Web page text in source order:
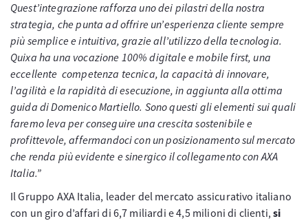
Quest’integrazione rafforza uno dei pilastri della nostra
strategia, che punta ad offrire un’esperienza cliente sempre
più semplice e intuitiva, grazie all’utilizzo della tecnologia.
Quixa ha una vocazione 100% digitale e mobile first, una
eccellente competenza tecnica, la capacità di innovare,
l’agilità e la rapidità di esecuzione, in aggiunta alla ottima
guida di Domenico Martiello. Sono questi gli elementi sui quali
faremo leva per conseguire una crescita sostenibile e
profittevole, affermandoci con un posizionamento sul mercato
che renda più evidente e sinergico il collegamento con AXA
Italia.”
Il Gruppo AXA Italia, leader del mercato assicurativo italiano
con un giro d’affari di 6,7 miliardi e 4,5 milioni di clienti,si